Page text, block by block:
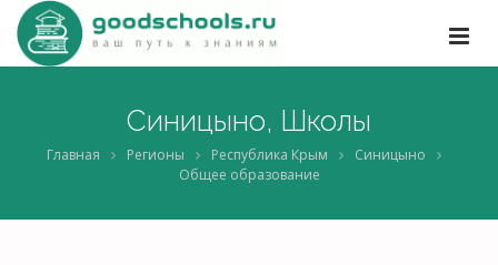
Синицыно, Школы
Главная Регионы Республика Крым
Синицыно
Общее образование